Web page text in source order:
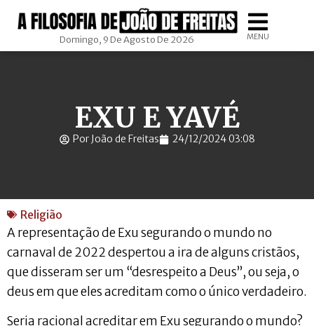
Domingo, 9 De Agosto De 2026 MENU
EXU E YAVÉ
Por João de Freitas 24/12/2024 03:08
Religião
A representação de Exu segurando o mundo no
carnaval de 2022 despertou a ira de alguns cristãos,
que disseram ser um “desrespeito a Deus”, ou seja, o
deus em que eles acreditam como o único verdadeiro.
Seria racional acreditar em Exu segurando o mundo?